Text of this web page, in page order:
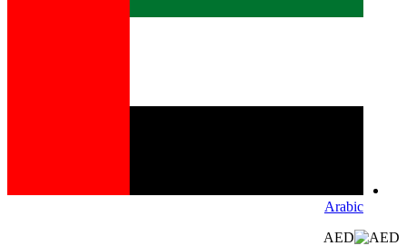
Arabic
AED